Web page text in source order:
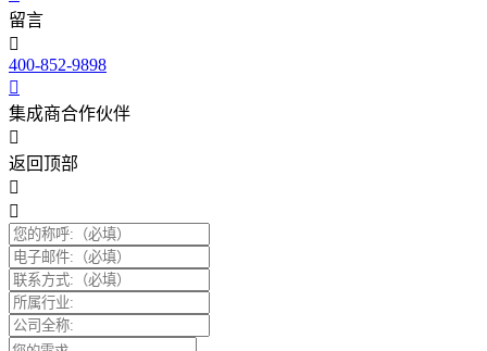
留言
400-852-9898
集成商合作伙伴
返回顶部